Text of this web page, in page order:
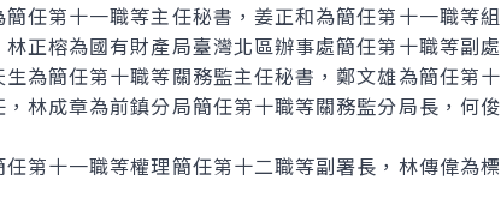
任第十一職等主任秘書，姜正和為簡任第十一職等組
正榕為國有財產局臺灣北區辦事處簡任第十職等副處
為簡任第十職等關務監主任秘書，鄭文雄為簡任第十
林成章為前鎮分局簡任第十職等關務監分局長，何俊
第十一職等權理簡任第十二職等副署長，林傳偉為標